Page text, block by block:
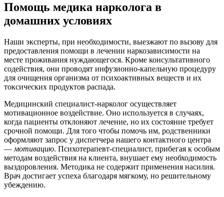
Помощь медика нарколога в
домашних условиях
Наши эксперты, при необходимости, выезжают по вызову для
предоставления помощи в лечении наркозависимости на
месте проживания нуждающегося. Кроме консультативного
содействия, они проводят инфузионно-капельную процедуру
для очищения организма от психоактивных веществ и их
токсических продуктов распада.
Медицинский специалист-нарколог осуществляет
мотивационное воздействие. Оно используется в случаях,
когда пациенты отклоняют лечение, но их состояние требует
срочной помощи. Для того чтобы помочь им, родственники
оформляют запрос у диспетчера нашего контактного центра
— мотивацию. Психотерапевт-специалист, прибегая к особым
методам воздействия на клиента, внушает ему необходимость
выздоровления. Методика не содержит применения насилия.
Врач достигает успеха благодаря мягкому, но решительному
убеждению.